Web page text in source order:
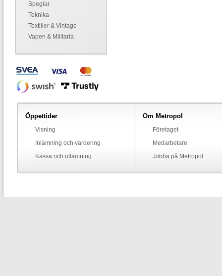
Speglar
Teknika
Textilier & Vintage
Vapen & Militaria
Öppettider
Visning
Inlämning och värdering
Kassa och utlämning
Om Metropol
Företaget
Medarbetare
Jobba på Metropol